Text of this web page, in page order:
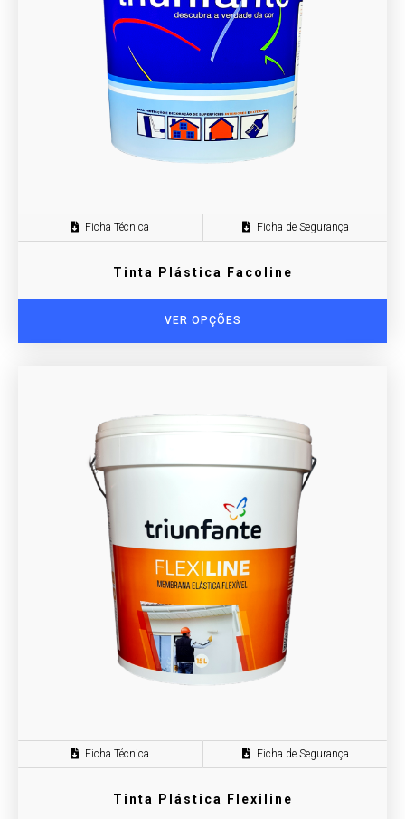
Ficha Técnica Ficha de Segurança
Tinta Plástica Facoline
VER OPÇÕES
Ficha Técnica Ficha de Segurança
Tinta Plástica Flexiline